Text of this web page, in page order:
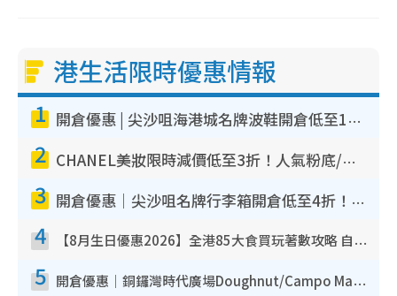
港生活限時優惠情報
1 開倉優惠 | 尖沙咀海港城名牌波鞋開倉低至1折！On鞋$899起／Joy&Peace鞋履$98起
2 CHANEL美妝限時減價低至3折！人氣粉底/唇膏/精華液低至$275！COCO香水都有平
3 開倉優惠｜尖沙咀名牌行李箱開倉低至4折！一連5日 American Tourister/ace./Hallmark $200起！
4 【8月生日優惠2026】全港85大食買玩著數攻略 自助餐/火鍋放題同行免費＋誠品/DONKI送現金券
5 開倉優惠｜銅鑼灣時代廣場Doughnut/Campo Marzio開倉低至1折！背囊、書包、手袋劈價$200起